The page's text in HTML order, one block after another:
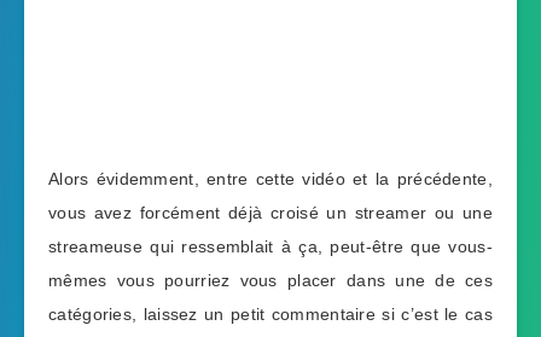
Alors évidemment, entre cette vidéo et la précédente,
vous avez forcément déjà croisé un streamer ou une
streameuse qui ressemblait à ça, peut-être que vous-
mêmes vous pourriez vous placer dans une de ces
catégories, laissez un petit commentaire si c’est le cas